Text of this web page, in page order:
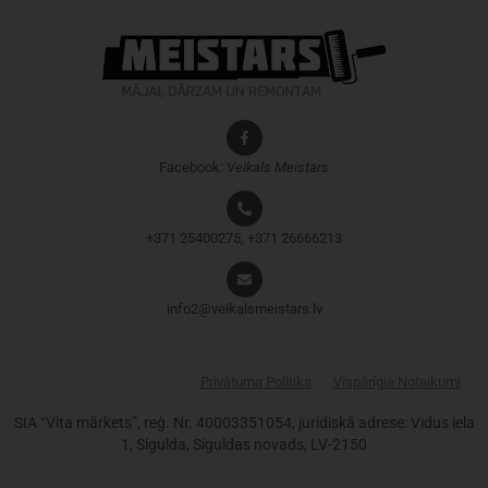
Facebook: Veikals Meistars
+371 25400275, +371 26666213
info2@veikalsmeistars.lv
SIA “Vita mārkets”, reģ. Nr. 40003351054, juridiskā adrese: Vidus iela
1, Sigulda, Siguldas novads, LV-2150